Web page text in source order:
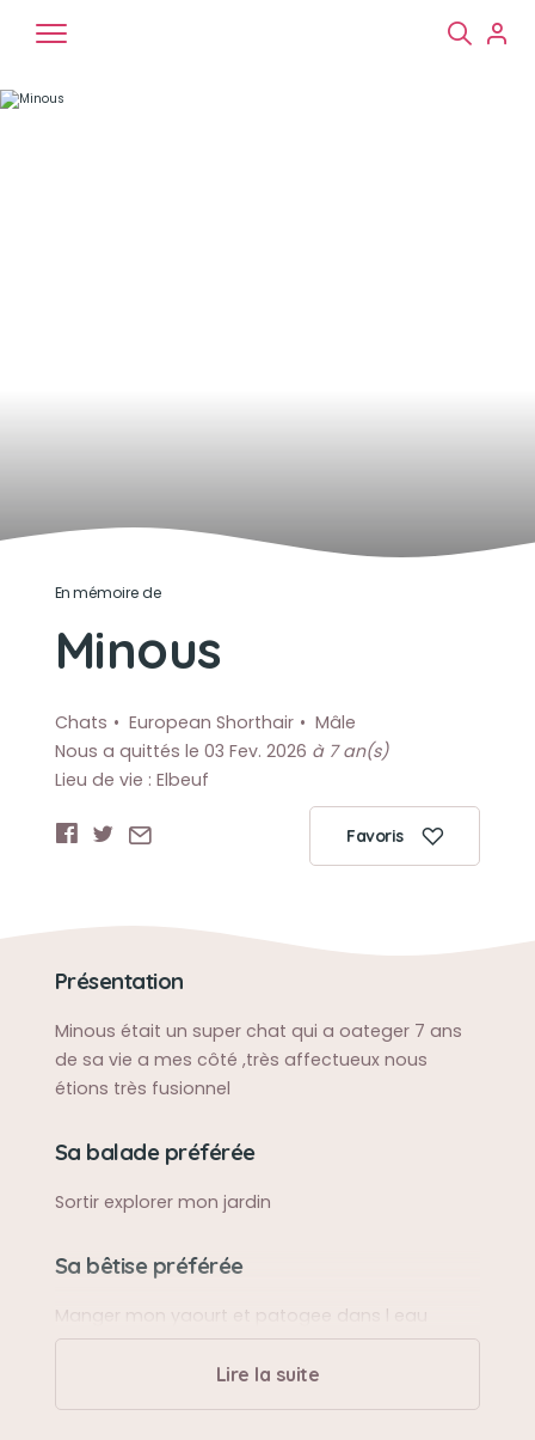
En mémoire de
Minous
Chats European Shorthair
Mâle
Nous a quittés le 03 Fev. 2026 à 7 an(s)
Lieu de vie : Elbeuf
Favoris
Présentation
Minous était un super chat qui a oateger 7 ans
de sa vie a mes côté ,très affectueux nous
étions très fusionnel
Sa balade préférée
Sortir explorer mon jardin
Sa bêtise préférée
Manger mon yaourt et patogee dans l eau
Lire la suite